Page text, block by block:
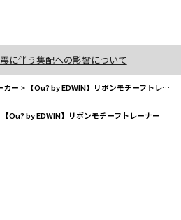
に伴う集配への影響について
カー > 【Ou? by EDWIN】リボンモチーフトレーナー
【Ou? by EDWIN】リボンモチーフトレーナー